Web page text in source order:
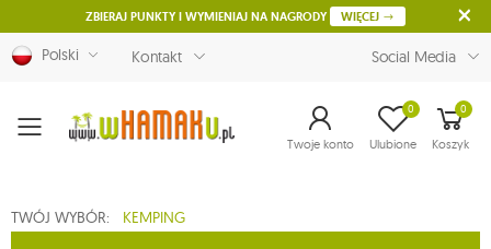
ZBIERAJ PUNKTY I WYMIENIAJ NA NAGRODY WIĘCEJ
Polski Kontakt Social Media
Menu Twoje konto Ulubione
0 0
Koszyk
TWÓJ WYBÓR: KEMPING